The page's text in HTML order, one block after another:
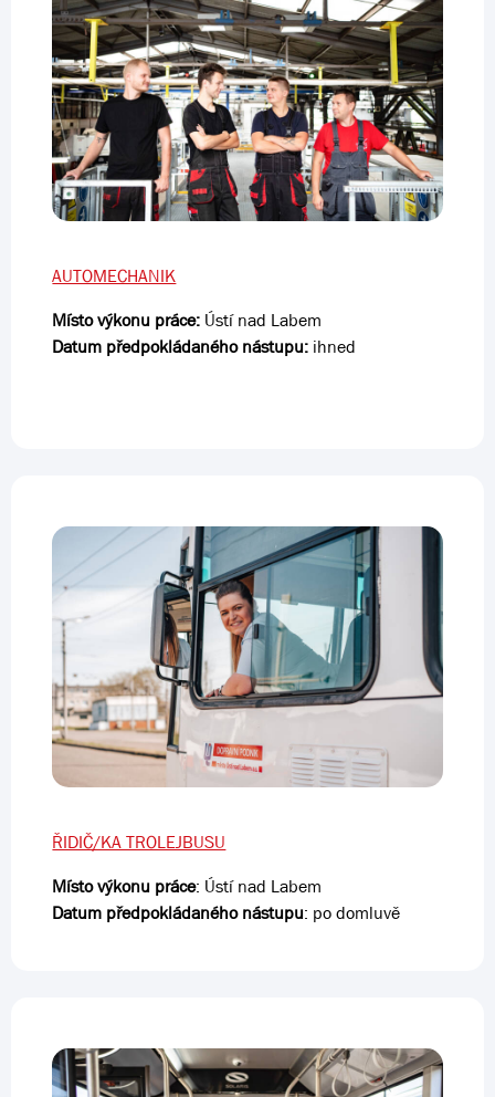
AUTOMECHANIK
Místo výkonu práce: Ústí nad Labem
Datum předpokládaného nástupu: ihned
ŘIDIČ/KA TROLEJBUSU
Místo výkonu práce: Ústí nad Labem
Datum předpokládaného nástupu: po domluvě